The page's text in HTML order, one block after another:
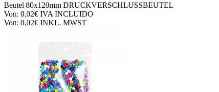
Beutel 80x120mm DRUCKVERSCHLUSSBEUTEL
Von: 0,02€ IVA INCLUIDO
Von: 0,02€ INKL. MWST